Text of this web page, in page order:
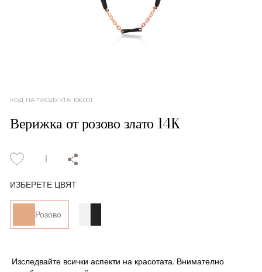
КОД НА ПРОДУКТА:106001
Верижка от розово злато 14K
ИЗБЕРЕТЕ ЦВЯТ
Розово
Изследвайте всички аспекти на красотата. Внимателно